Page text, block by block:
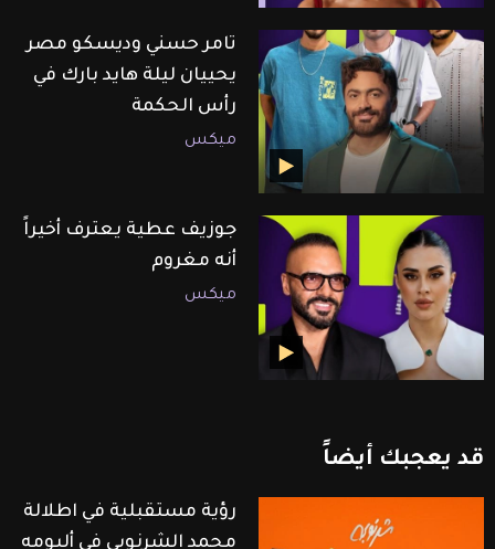
تامر حسني وديسكو مصر
يحييان ليلة هايد بارك في
رأس الحكمة
ميكس
جوزيف عطية يعترف أخيراً
أنه مغروم
ميكس
قد يعجبك أيضاً
رؤية مستقبلية في اطلالة
محمد الشرنوبي في ألبومه